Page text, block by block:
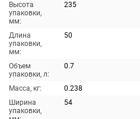
Высота
упаковки,
мм:
235
Длина
упаковки,
мм:
50
Объем
упаковки, л:
0.7
Масса, кг:
0.238
Ширина
упаковки,
54